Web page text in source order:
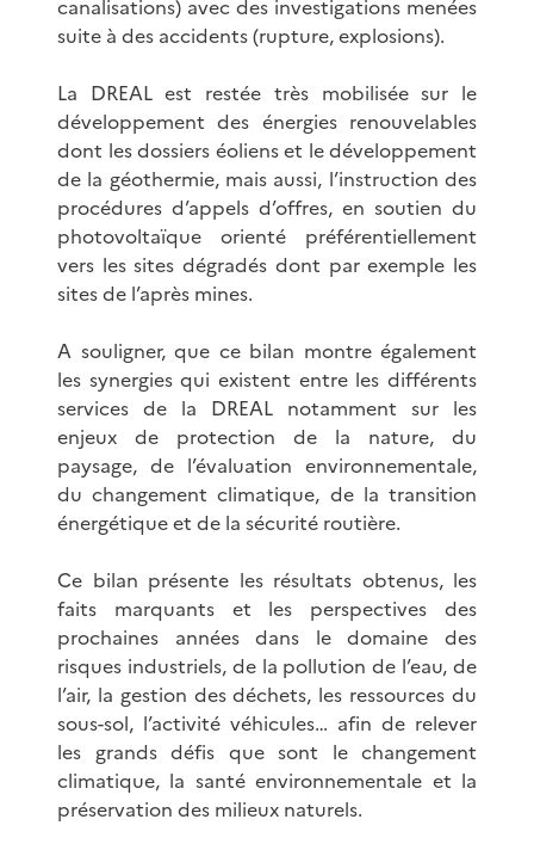
canalisations) avec des investigations menées
suite à des accidents (rupture, explosions).
La DREAL est restée très mobilisée sur le
développement des énergies renouvelables
dont les dossiers éoliens et le développement
de la géothermie, mais aussi, l’instruction des
procédures d’appels d’offres, en soutien du
photovoltaïque orienté préférentiellement
vers les sites dégradés dont par exemple les
sites de l’après mines.
A souligner, que ce bilan montre également
les synergies qui existent entre les différents
services de la DREAL notamment sur les
enjeux de protection de la nature, du
paysage, de l’évaluation environnementale,
du changement climatique, de la transition
énergétique et de la sécurité routière.
Ce bilan présente les résultats obtenus, les
faits marquants et les perspectives des
prochaines années dans le domaine des
risques industriels, de la pollution de l’eau, de
l’air, la gestion des déchets, les ressources du
sous-sol, l’activité véhicules… afin de relever
les grands défis que sont le changement
climatique, la santé environnementale et la
préservation des milieux naturels.